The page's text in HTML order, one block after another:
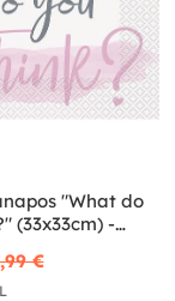
"What do
(33x33cm) -
Party
€